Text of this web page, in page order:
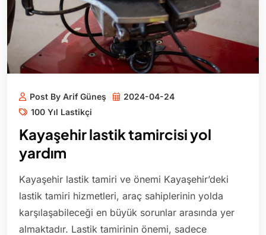
Post By Arif Güneş
2024-04-24
100 Yıl Lastikçi
Kayaşehir lastik tamircisi yol
yardım
Kayaşehir lastik tamiri ve önemi Kayaşehir’deki
lastik tamiri hizmetleri, araç sahiplerinin yolda
karşılaşabileceği en büyük sorunlar arasında yer
almaktadır. Lastik tamirinin önemi, sadece